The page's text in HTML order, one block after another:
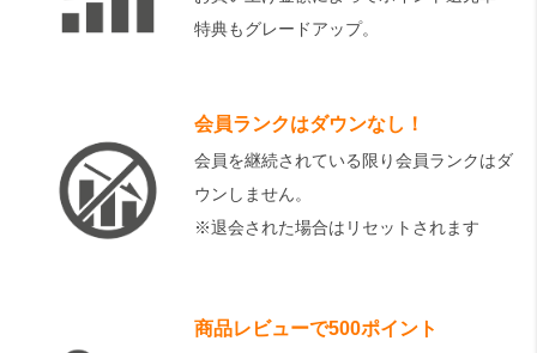
特典もグレードアップ。
会員ランクはダウンなし！
会員を継続されている限り会員ランクはダ
ウンしません。
※退会された場合はリセットされます
商品レビューで500ポイント